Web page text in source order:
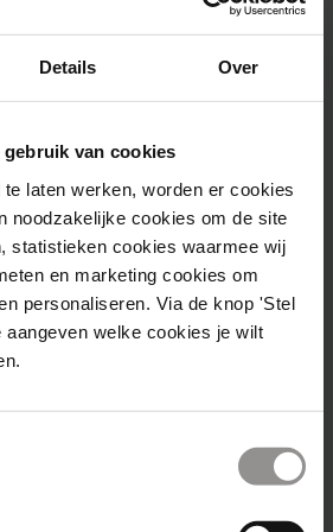
Details Over
gebruik van cookies
laten werken, worden er cookies
noodzakelijke cookies om de site
statistieken cookies waarmee wij
en marketing cookies om
personaliseren. Via de knop 'Stel
welke cookies je wilt
voor deze
Deze zomer ben jij
festival. Duik in de moshpit
van de Arctic Monkeys
op de elektronische
tijdensDown The
naar de nieuwste
ADF Samski opWOO HAH!